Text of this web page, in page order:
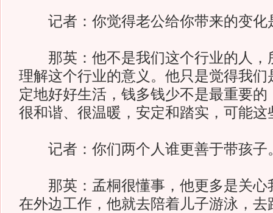
记者：你觉得老公给你带来的变化
那英：他不是我们这个行业的人，
理解这个行业的意义。他只是觉得我们
定地好好生活，钱多钱少不是最重要
很和谐、很温暖，安定和踏实，可能这
记者：你们两个人谁更善于带孩子
那英：孟桐很懂事，他更多是关心
在外边工作，他就去陪着儿子游泳，去